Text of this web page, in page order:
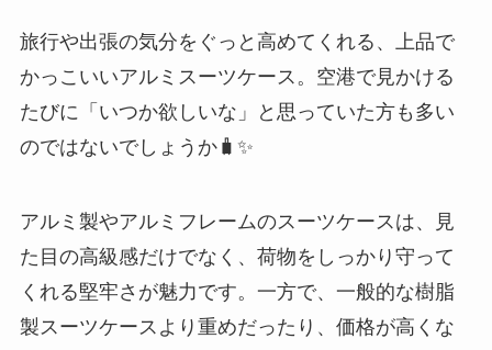
旅行や出張の気分をぐっと高めてくれる、上品で
かっこいいアルミスーツケース。空港で見かける
たびに「いつか欲しいな」と思っていた方も多い
のではないでしょうか🧳✨
アルミ製やアルミフレームのスーツケースは、見
た目の高級感だけでなく、荷物をしっかり守って
くれる堅牢さが魅力です。一方で、一般的な樹脂
製スーツケースより重めだったり、価格が高くな